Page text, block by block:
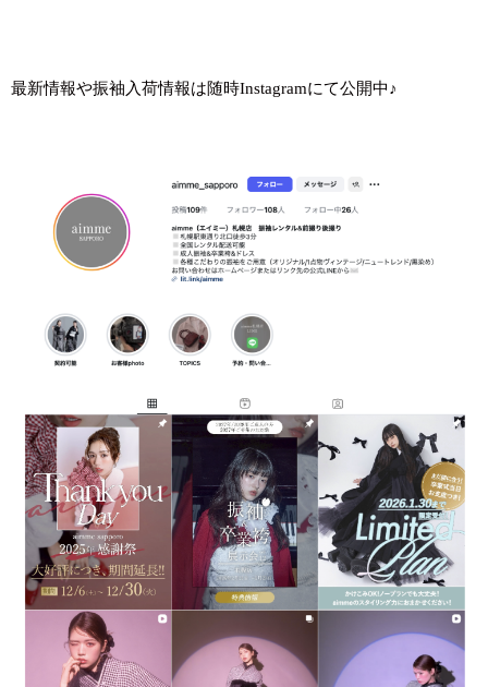
最新情報や振袖入荷情報は随時Instagramにて公開中♪